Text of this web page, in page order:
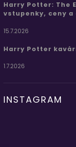
Harry Potter: The
vstupenky, ceny a
15.7.2026
Harry Potter
1.7.2026
INSTAGRAM